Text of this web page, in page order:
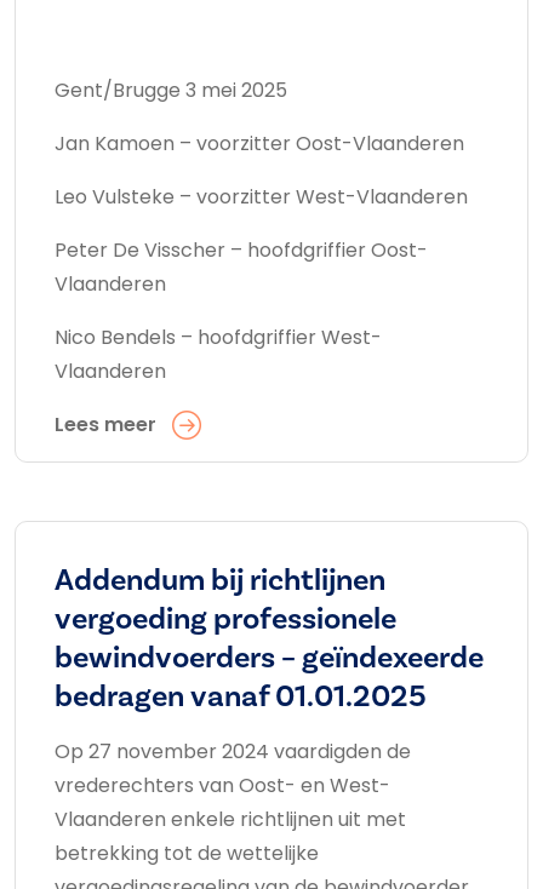
Gent/Brugge 3 mei 2025
Jan Kamoen – voorzitter Oost-Vlaanderen
Leo Vulsteke – voorzitter West-Vlaanderen
Peter De Visscher – hoofdgriffier Oost-
Vlaanderen
Nico Bendels – hoofdgriffier West-
Vlaanderen
Lees meer
Addendum bij richtlijnen
vergoeding professionele
bewindvoerders – geïndexeerde
bedragen vanaf 01.01.2025
Op 27 november 2024 vaardigden de
vrederechters van Oost- en West-
Vlaanderen enkele richtlijnen uit met
betrekking tot de wettelijke